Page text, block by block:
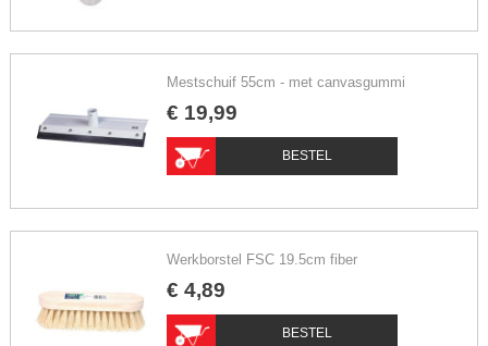
Mestschuif 55cm - met canvasgummi
€ 19,99
BESTEL
Werkborstel FSC 19.5cm fiber
€ 4,89
BESTEL